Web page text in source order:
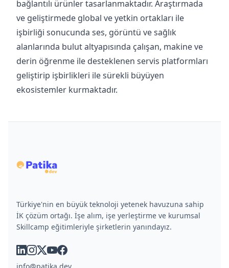
bağlantılı ürünler tasarlanmaktadır. Araştırmada
ve geliştirmede global ve yetkin ortakları ile
işbirliği sonucunda ses, görüntü ve sağlık
alanlarında bulut altyapısında çalışan, makine ve
derin öğrenme ile desteklenen servis platformları
geliştirip işbirlikleri ile sürekli büyüyen
ekosistemler kurmaktadır.
Türkiye'nin en büyük teknoloji yetenek havuzuna sahip
İK çözüm ortağı. İşe alım, işe yerleştirme ve kurumsal
Skillcamp eğitimleriyle şirketlerin yanındayız.
linkedin
instagram
x youtube
facebook